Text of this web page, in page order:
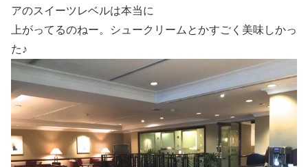
アのスイーツレベルは本当に
上がってるのねー。シュークリームとかすごく美味しかっ
た♪